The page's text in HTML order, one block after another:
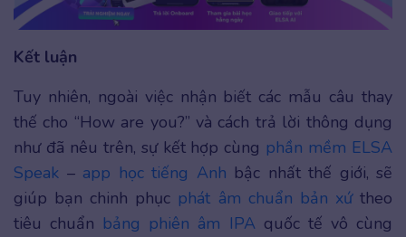
Kết luận
Tuy nhiên, ngoài việc nhận biết các mẫu câu thay
thế cho “How are you?” và cách trả lời thông dụng
như đã nêu trên, sự kết hợp cùng phần mềm ELSA
Speak – app học tiếng Anh bậc nhất thế giới, sẽ
giúp bạn chinh phục phát âm chuẩn bản xứtheo
tiêu chuẩn bảng phiên âm IPAquốc tế vô cùng